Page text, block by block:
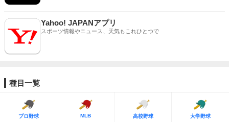
Yahoo! JAPANアプリ
スポーツ情報やニュース、天気もこれひとつで
種目一覧
プロ野球 MLB 高校野球 大学野球